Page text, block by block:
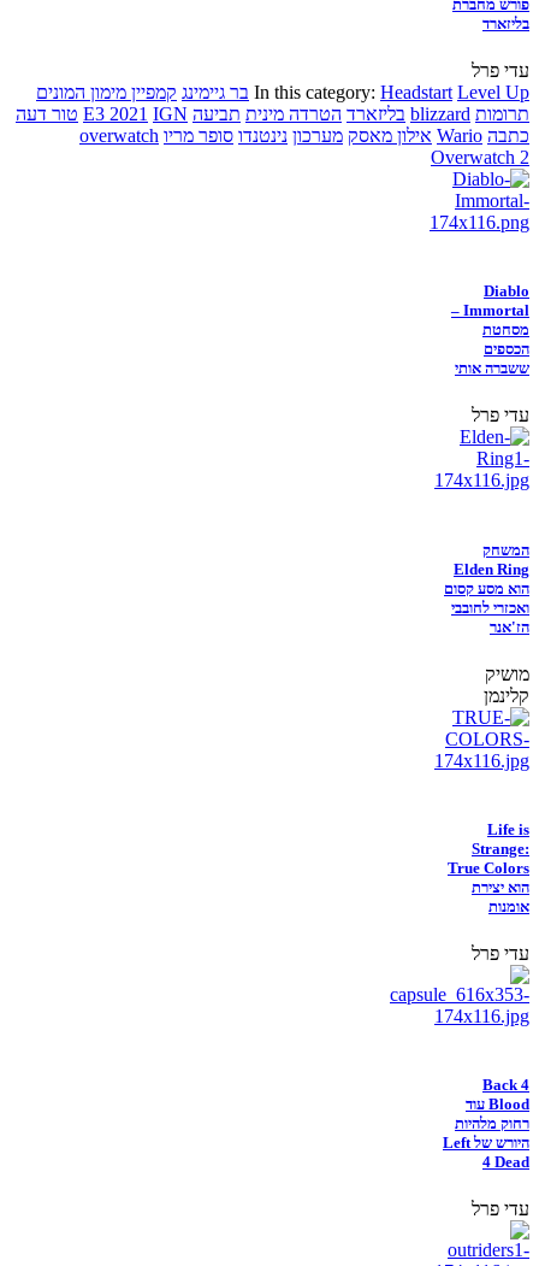
פורש מחברת
בליזארד
עדי פרל
In this category: Headstart Level Up בר גיימינג קמפיין מימון המונים
תרומות blizzard בליזארד הטרדה מינית תביעה E3 2021 IGN
טור דעה
כתבה Wario אילון מאסק מערכון נינטנדו סופר מריו overwatch
Overwatch 2
Diablo
Immortal –
מסחטת
הכספים
ששברה אותי
עדי פרל
המשחק
Elden Ring
הוא מסע קסום
ואכזרי לחובבי
הז'אנר
מושיק
קלינמן
Life is
Strange:
True Colors
הוא יצירת
אומנות
עדי פרל
Back 4
Blood עוד
רחוק מלהיות
היורש של Left
4 Dead
עדי פרל